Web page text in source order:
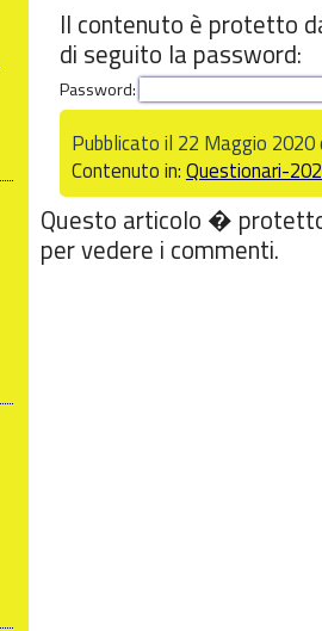
Il contenuto è protetto
di seguito la password:
Password:
Pubblicato il 22 Maggio 2020
Contenuto in: Questionari-
Questo articolo �
per vedere i commenti.